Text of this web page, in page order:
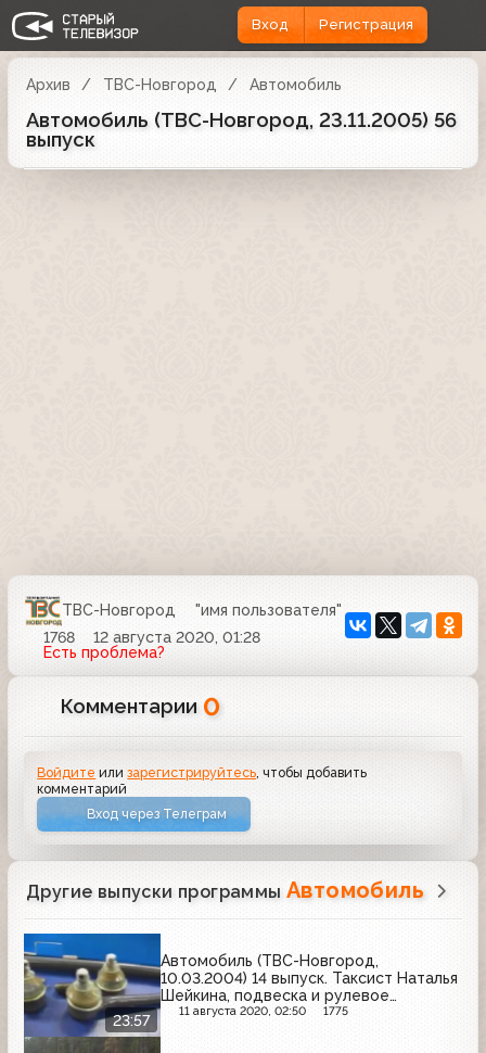
Вход Регистрация
Архив ТВС-Новгород Автомобиль
Автомобиль (ТВС-Новгород, 23.11.2005) 56
выпуск
ТВС-Новгород
"имя пользователя"
1768
12 августа 2020, 01:28
Есть проблема?
Комментарии 0
Войдите илизарегистрируйтесь , чтобы добавить
комментарий
Вход через Телеграм
Другие выпуски программы Автомобиль
23:57
Автомобиль (ТВС-Новгород,
10.03.2004) 14 выпуск. Таксист Наталья
Шейкина, подвеска и рулевое
управление, общие мысли про ДТП и
11 августа 2020, 02:50 1775